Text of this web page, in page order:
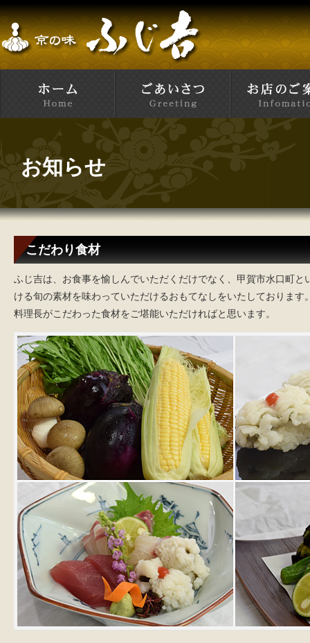
お知らせ
こだわり食材
ふじ吉は、お食事を愉しんでいただくだけでなく、甲賀市水口町と
ける旬の素材を味わっていただけるおもてなしをいたしております
料理長がこだわった食材をご堪能いただければと思います。